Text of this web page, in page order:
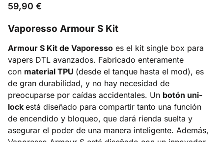
59,90 €
Vaporesso Armour S Kit
Armour S Kit de Vaporesso es el kit single box para
vapers DTL avanzados. Fabricado enteramente
con material TPU (desde el tanque hasta el mod), es
de gran durabilidad, y no hay necesidad de
preocuparse por caídas accidentales. Un botón uni-
lock está diseñado para compartir tanto una función
de encendido y bloqueo, que dará rienda suelta y
asegurar el poder de una manera inteligente. Además,